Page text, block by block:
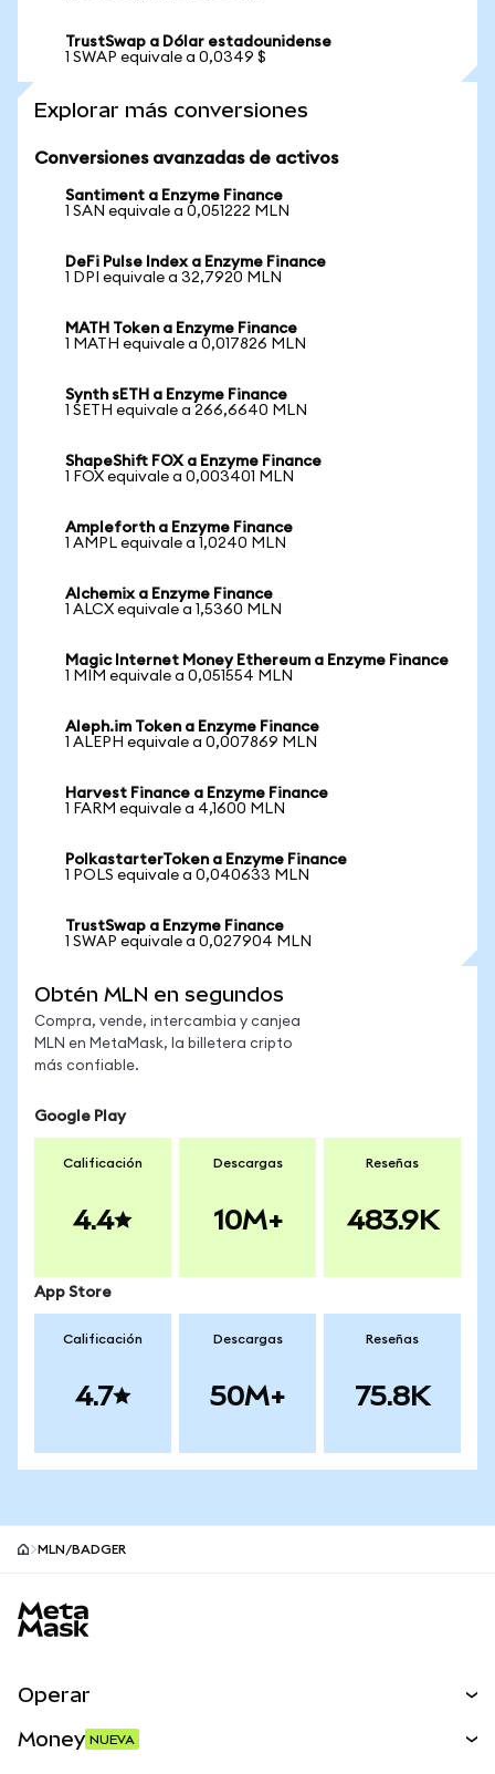
TrustSwap a Dólar estadounidense
1 SWAP equivale a 0,0349 $
Explorar más conversiones
Conversiones avanzadas de activos
Santiment a Enzyme Finance
1 SAN equivale a 0,051222 MLN
DeFi Pulse Index a Enzyme Finance
1 DPI equivale a 32,7920 MLN
MATH Token a Enzyme Finance
1 MATH equivale a 0,017826 MLN
Synth sETH a Enzyme Finance
1 SETH equivale a 266,6640 MLN
ShapeShift FOX a Enzyme Finance
1 FOX equivale a 0,003401 MLN
Ampleforth a Enzyme Finance
1 AMPL equivale a 1,0240 MLN
Alchemix a Enzyme Finance
1 ALCX equivale a 1,5360 MLN
Magic Internet Money Ethereum a Enzyme Finance
1 MIM equivale a 0,051554 MLN
Aleph.im Token a Enzyme Finance
1 ALEPH equivale a 0,007869 MLN
Harvest Finance a Enzyme Finance
1 FARM equivale a 4,1600 MLN
PolkastarterToken a Enzyme Finance
1 POLS equivale a 0,040633 MLN
TrustSwap a Enzyme Finance
1 SWAP equivale a 0,027904 MLN
Obtén MLN en segundos
Compra, vende, intercambia y canjea
MLN en MetaMask, la billetera cripto
más confiable.
Google Play
Calificación
4.4
Descargas
10M+
Reseñas
483.9K
App Store
Calificación
4.7
Descargas
50M+
Reseñas
75.8K
MLN/BADGER
Operar
Money NUEVA